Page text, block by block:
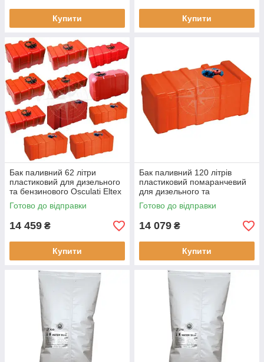
Купити Купити
Бак паливний 62 літри
пластиковий для дизельного
та бензинового Osculati Eltex
оранжевий з люком вентилем
Готово до відправки
14 459 ₴
Купити
Бак паливний 120 літрів
пластиковий помаранчевий
для дизельного та
бензинового Osculati CAN-SB
Eltex об'єм 120 л
Готово до відправки
14 079 ₴
Купити